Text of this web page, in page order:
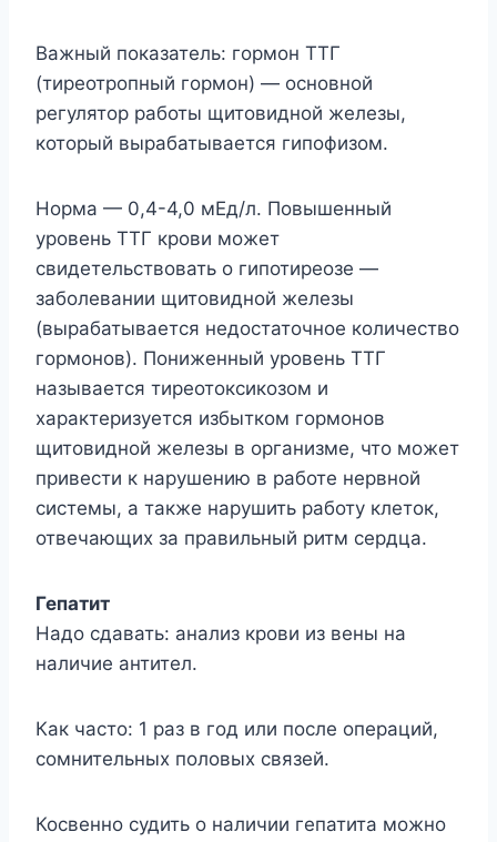
Важный показатель: гормон ТТГ
(тиреотропный гормон) — основной
регулятор работы щитовидной железы,
который вырабатывается гипофизом.
Норма — 0,4-4,0 мЕд/л. Повышенный
уровень ТТГ крови может
свидетельствовать о гипотиреозе —
заболевании щитовидной железы
(вырабатывается недостаточное количество
гормонов). Пониженный уровень ТТГ
называется тирео­токсикозом и
характеризуется избытком гормонов
щитовидной железы в организме, что может
привести к нарушению в работе нервной
системы, а также нарушить работу клеток,
отвечающих за правильный ритм сердца.
Гепатит
Надо сдавать: анализ крови из вены на
наличие антител.
Как часто: 1 раз в год или после операций,
сомнительных половых связей.
Косвенно судить о наличии гепатита можно